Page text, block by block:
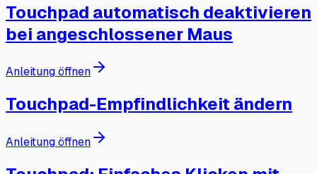
Touchpad automatisch deaktivieren
bei angeschlossener Maus
Anleitung öffnen
Touchpad-Empfindlichkeit ändern
Anleitung öffnen